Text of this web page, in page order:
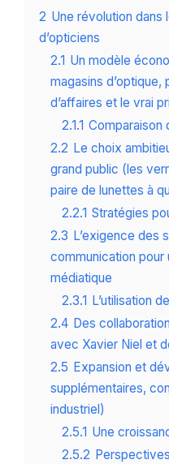
2 Une révolution dans
d’opticiens
2.1 Un modèle
magasins
d’affaires et le vrai
2.1.1 Comparaison
2.2 Le choix
grand public (les
paire de lunettes à
2.2.1 Stratégies
2.3 L’exigence des
communication pour
médiatique
2.3.1 L’utilisation
2.4 Des
avec Xavier Niel et
2.5 Expansion et
supplémentaires,
industriel)
2.5.1 Une
2.5.2